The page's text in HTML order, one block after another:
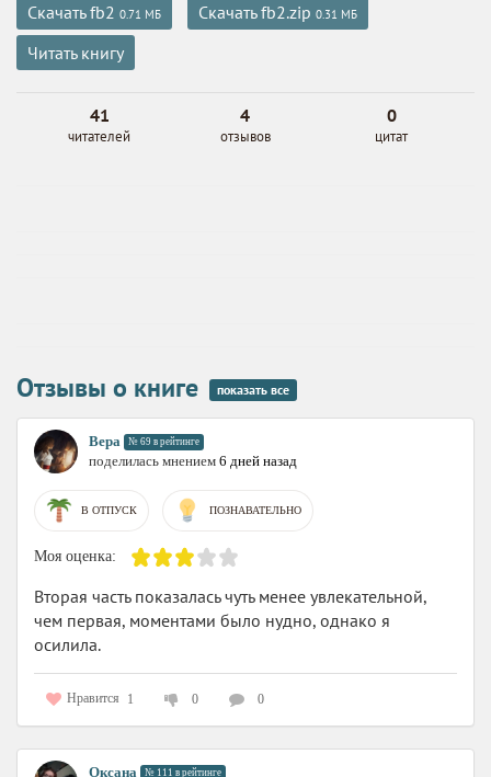
Скачать fb2 0.71 МБ Скачать fb2.zip 0.31 МБ
Читать книгу
41
читателей
4
отзывов
0
цитат
Отзывы о книге показать все
Вера № 69 в рейтинге
поделилась мнением 6 дней назад
В ОТПУСК ПОЗНАВАТЕЛЬНО
Моя оценка:
Вторая часть показалась чуть менее увлекательной,
чем первая, моментами было нудно, однако я
осилила.
Нравится 1 0 0
Оксана № 111 в рейтинге